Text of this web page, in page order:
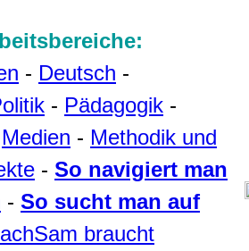
- Deutsch -
- Pädagogik -
Medien - Methodik und
- So navigiert man
- So sucht man auf
braucht